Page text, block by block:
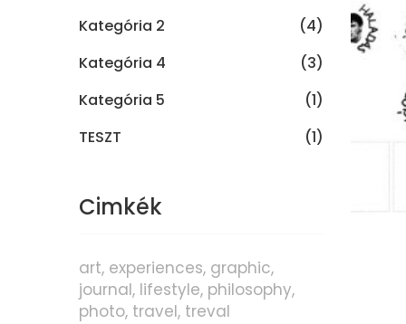
Kategória 2
(4)
Kategória 4
(3)
Kategória 5
(1)
TESZT
(1)
Cimkék
art experiences graphic
journal lifestyle philosophy
photo travel treval